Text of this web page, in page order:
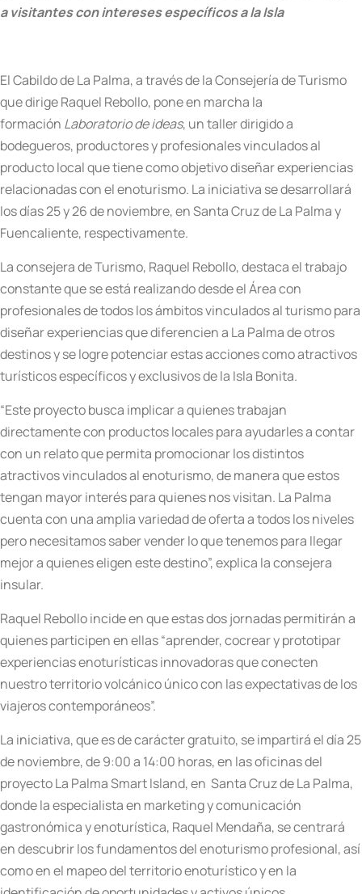
a visitantes con intereses específicos a la Isla
El Cabildo de La Palma, a través de la Consejería de Turismo
que dirige Raquel Rebollo, pone en marcha la
formación Laboratorio de ideas, un taller dirigido a
bodegueros, productores y profesionales vinculados al
producto local que tiene como objetivo diseñar experiencias
relacionadas con el enoturismo. La iniciativa se desarrollará
los días 25 y 26 de noviembre, en Santa Cruz de La Palma y
Fuencaliente, respectivamente.
La consejera de Turismo, Raquel Rebollo, destaca el trabajo
constante que se está realizando desde el Área con
profesionales de todos los ámbitos vinculados al turismo para
diseñar experiencias que diferencien a La Palma de otros
destinos y se logre potenciar estas acciones como atractivos
turísticos específicos y exclusivos de la Isla Bonita.
“Este proyecto busca implicar a quienes trabajan
directamente con productos locales para ayudarles a contar
con un relato que permita promocionar los distintos
atractivos vinculados al enoturismo, de manera que estos
tengan mayor interés para quienes nos visitan. La Palma
cuenta con una amplia variedad de oferta a todos los niveles
pero necesitamos saber vender lo que tenemos para llegar
mejor a quienes eligen este destino”, explica la consejera
insular.
Raquel Rebollo incide en que estas dos jornadas permitirán a
quienes participen en ellas “aprender, cocrear y prototipar
experiencias enoturísticas innovadoras que conecten
nuestro territorio volcánico único con las expectativas de los
viajeros contemporáneos”.
La iniciativa, que es de carácter gratuito, se impartirá el día 25
de noviembre, de 9:00 a 14:00 horas, en las oficinas del
proyecto La Palma Smart Island, en Santa Cruz de La Palma,
donde la especialista en marketing y comunicación
gastronómica y enoturística, Raquel Mendaña, se centrará
en descubrir los fundamentos del enoturismo profesional, así
como en el mapeo del territorio enoturístico y en la